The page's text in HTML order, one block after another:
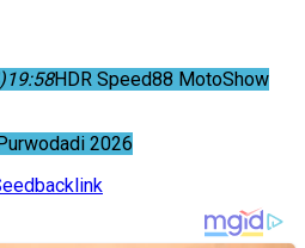
19:58HDR Speed88 MotoShow
2026